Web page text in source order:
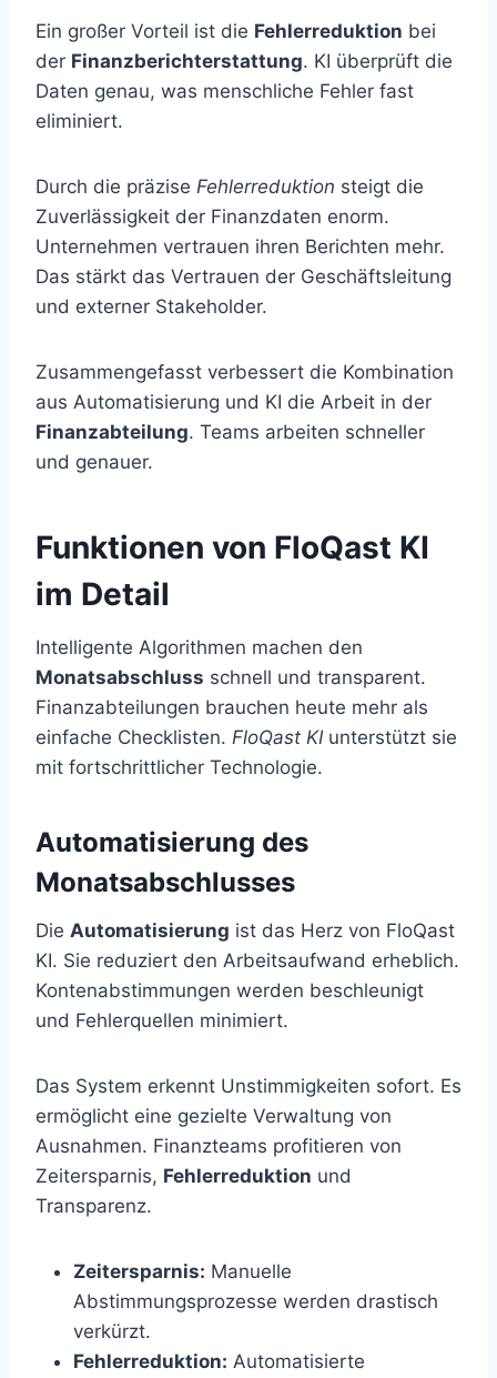
Ein großer Vorteil ist die Fehlerreduktion bei
der Finanzberichterstattung. KI überprüft die
Daten genau, was menschliche Fehler fast
eliminiert.
Durch die präzise Fehlerreduktion steigt die
Zuverlässigkeit der Finanzdaten enorm.
Unternehmen vertrauen ihren Berichten mehr.
Das stärkt das Vertrauen der Geschäftsleitung
und externer Stakeholder.
Zusammengefasst verbessert die Kombination
aus Automatisierung und KI die Arbeit in der
Finanzabteilung. Teams arbeiten schneller
und genauer.
Funktionen von FloQast KI
im Detail
Intelligente Algorithmen machen den
Monatsabschluss schnell und transparent.
Finanzabteilungen brauchen heute mehr als
einfache Checklisten. FloQast KIunterstützt sie
mit fortschrittlicher Technologie.
Automatisierung des
Monatsabschlusses
Die Automatisierung ist das Herz von FloQast
KI. Sie reduziert den Arbeitsaufwand erheblich.
Kontenabstimmungen werden beschleunigt
und Fehlerquellen minimiert.
Das System erkennt Unstimmigkeiten sofort. Es
ermöglicht eine gezielte Verwaltung von
Ausnahmen. Finanzteams profitieren von
Zeitersparnis, Fehlerreduktion und
Transparenz.
Zeitersparnis: Manuelle
Abstimmungsprozesse werden drastisch
verkürzt.
Fehlerreduktion: Automatisierte